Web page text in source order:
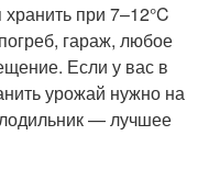
при 7–12°C
гараж, любое
Если у вас в
урожай нужно на
— лучшее